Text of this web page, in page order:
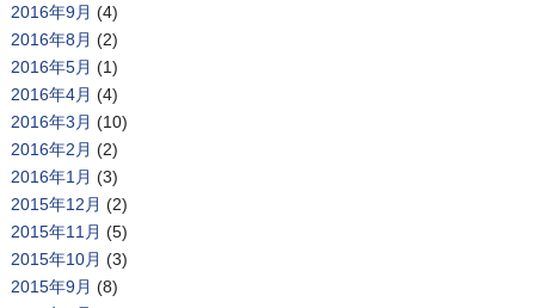
2016年9月 (4)
2016年8月 (2)
2016年5月 (1)
2016年4月 (4)
2016年3月 (10)
2016年2月 (2)
2016年1月 (3)
2015年12月 (2)
2015年11月 (5)
2015年10月 (3)
2015年9月 (8)